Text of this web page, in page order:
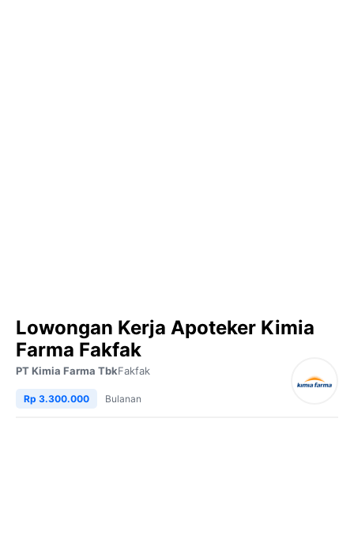
Lowongan Kerja Apoteker Kimia
Farma Fakfak
PT Kimia Farma TbkFakfak
Rp 3.300.000 Bulanan